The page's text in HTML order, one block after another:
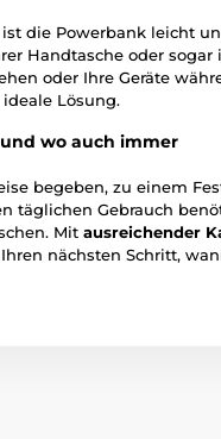
ist die Powerbank leicht
Handtasche oder sogar
oder Ihre Geräte
Lösung.
wo auch immer
begeben, zu einem
täglichen Gebrauch
Mit ausreichender
nächsten Schritt,